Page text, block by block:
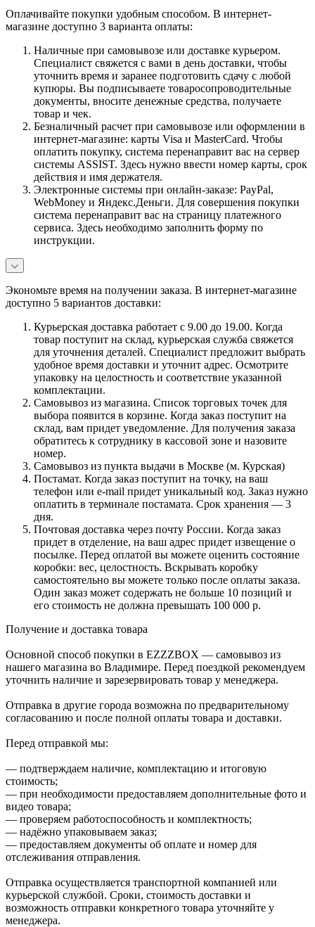
Оплачивайте покупки удобным способом. В интернет-
магазине доступно 3 варианта оплаты:
Наличные при самовывозе или доставке курьером.
Специалист свяжется с вами в день доставки, чтобы
уточнить время и заранее подготовить сдачу с любой
купюры. Вы подписываете товаросопроводительные
документы, вносите денежные средства, получаете
товар и чек.
Безналичный расчет при самовывозе или оформлении в
интернет-магазине: карты Visa и MasterCard. Чтобы
оплатить покупку, система перенаправит вас на сервер
системы ASSIST. Здесь нужно ввести номер карты, срок
действия и имя держателя.
Электронные системы при онлайн-заказе: PayPal,
WebMoney и Яндекс.Деньги. Для совершения покупки
система перенаправит вас на страницу платежного
сервиса. Здесь необходимо заполнить форму по
инструкции.
Экономьте время на получении заказа. В интернет-магазине
доступно 5 вариантов доставки:
Курьерская доставка работает с 9.00 до 19.00. Когда
товар поступит на склад, курьерская служба свяжется
для уточнения деталей. Специалист предложит выбрать
удобное время доставки и уточнит адрес. Осмотрите
упаковку на целостность и соответствие указанной
комплектации.
Самовывоз из магазина. Список торговых точек для
выбора появится в корзине. Когда заказ поступит на
склад, вам придет уведомление. Для получения заказа
обратитесь к сотруднику в кассовой зоне и назовите
номер.
Самовывоз из пункта выдачи в Москве (м. Курская)
Постамат. Когда заказ поступит на точку, на ваш
телефон или e-mail придет уникальный код. Заказ нужно
оплатить в терминале постамата. Срок хранения — 3
дня.
Почтовая доставка через почту России. Когда заказ
придет в отделение, на ваш адрес придет извещение о
посылке. Перед оплатой вы можете оценить состояние
коробки: вес, целостность. Вскрывать коробку
самостоятельно вы можете только после оплаты заказа.
Один заказ может содержать не больше 10 позиций и
его стоимость не должна превышать 100 000 р.
Получение и доставка товара
Основной способ покупки в EZZZBOX — самовывоз из
нашего магазина во Владимире. Перед поездкой рекомендуем
уточнить наличие и зарезервировать товар у менеджера.
Отправка в другие города возможна по предварительному
согласованию и после полной оплаты товара и доставки.
Перед отправкой мы:
— подтверждаем наличие, комплектацию и итоговую
стоимость;
— при необходимости предоставляем дополнительные фото и
видео товара;
— проверяем работоспособность и комплектность;
— надёжно упаковываем заказ;
— предоставляем документы об оплате и номер для
отслеживания отправления.
Отправка осуществляется транспортной компанией или
курьерской службой. Сроки, стоимость доставки и
возможность отправки конкретного товара уточняйте у
менеджера.